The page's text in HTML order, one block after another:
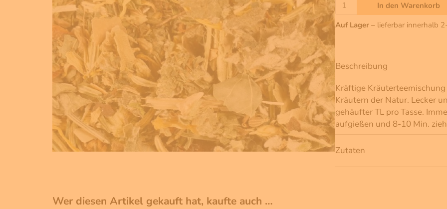
In den Warenkorb
Auf Lager – lieferbar innerhalb
Beschreibung
Kräftige
Kräutern der Natur. Lecker
gehäufter TL pro Tasse.
aufgießen und 8-10 Min.
Zutaten
Wer diesen Artikel gekauft hat, kaufte auch …